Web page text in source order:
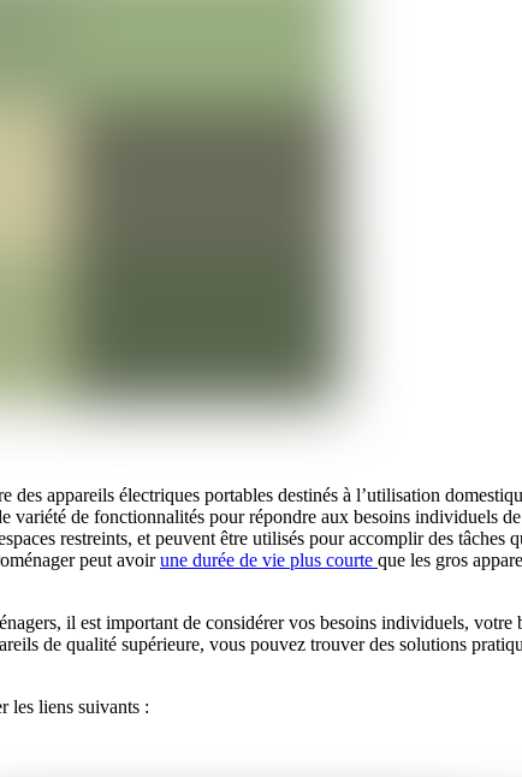
appareils électriques portables destinés à l’utilisation
variété de fonctionnalités pour répondre aux besoins individuels
restreints, et peuvent être utilisés pour accomplir des
peut avoirune durée de vie plus courte que les gros
il est important de considérer vos besoins individuels,
de qualité supérieure, vous pouvez trouver des solutions
les liens suivants :